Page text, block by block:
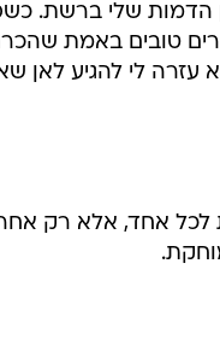
הדמות שלי ברשת.
טובים באמת
עזרה לי להגיע לאן
אחד, אלא רק